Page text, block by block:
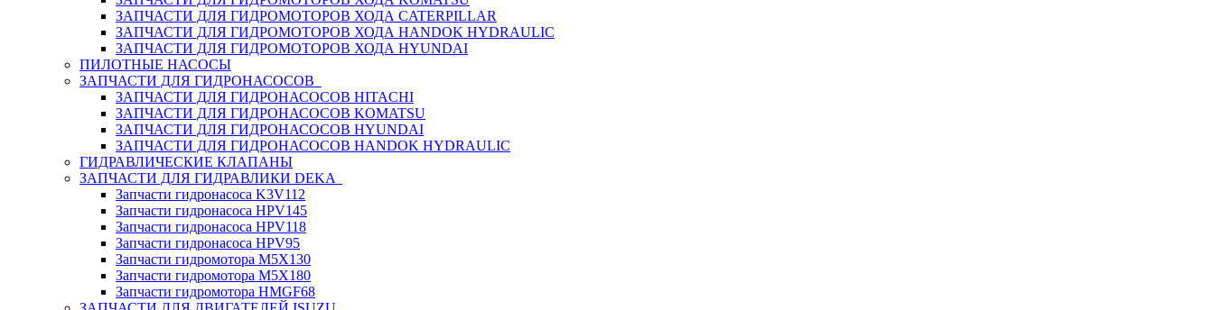
ЗАПЧАСТИ ДЛЯ ГИДРОМОТОРОВ ХОДА CATERPILLAR
ЗАПЧАСТИ ДЛЯ ГИДРОМОТОРОВ ХОДА HANDOK HYDRAULIC
ЗАПЧАСТИ ДЛЯ ГИДРОМОТОРОВ ХОДА HYUNDAI
ПИЛОТНЫЕ НАСОСЫ
ЗАПЧАСТИ ДЛЯ ГИДРОНАСОСОВ
ЗАПЧАСТИ ДЛЯ ГИДРОНАСОСОВ HITACHI
ЗАПЧАСТИ ДЛЯ ГИДРОНАСОСОВ KOMATSU
ЗАПЧАСТИ ДЛЯ ГИДРОНАСОСОВ HYUNDAI
ЗАПЧАСТИ ДЛЯ ГИДРОНАСОСОВ HANDOK HYDRAULIC
ГИДРАВЛИЧЕСКИЕ КЛАПАНЫ
ЗАПЧАСТИ ДЛЯ ГИДРАВЛИКИ DEKA
Запчасти гидронасоса K3V112
Запчасти гидронасоса HPV145
Запчасти гидронасоса HPV118
Запчасти гидронасоса HPV95
Запчасти гидромотора M5X130
Запчасти гидромотора M5X180
Запчасти гидромотора HMGF68